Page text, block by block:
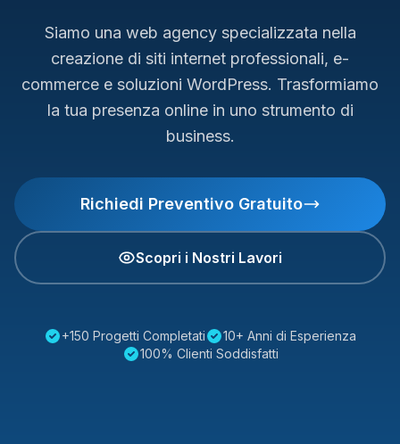
Siamo una web agency specializzata nella
creazione di siti internet professionali, e-
commerce e soluzioni WordPress. Trasformiamo
la tua presenza online in uno strumento di
business.
Richiedi Preventivo Gratuito
Scopri i Nostri Lavori
+150 Progetti Completati
10+ Anni di Esperienza
100% Clienti Soddisfatti